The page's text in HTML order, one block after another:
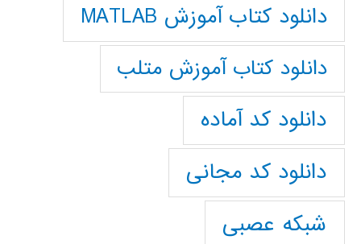
دانلود کتاب آموزش MATLAB
دانلود کتاب آموزش متلب
دانلود کد آماده
دانلود کد مجانی
شبکه عصبی